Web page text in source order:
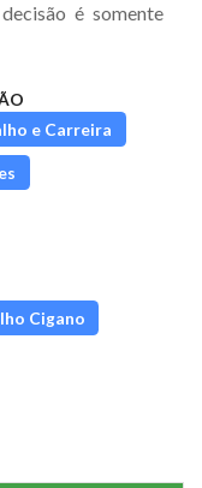
é somente
e Carreira
Cigano